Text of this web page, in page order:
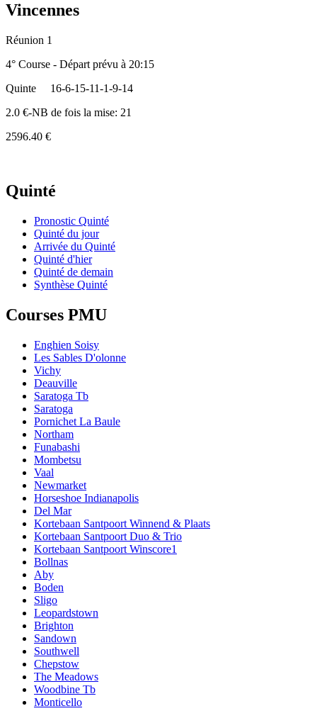
Vincennes
Réunion 1
4° Course - Départ prévu à 20:15
Quinte
16-6-15-11-1-9-14
2.0 €-NB de fois la mise: 21
2596.40 €
Quinté
Pronostic Quinté
Quinté du jour
Arrivée du Quinté
Quinté d'hier
Quinté de demain
Synthèse Quinté
Courses PMU
Enghien Soisy
Les Sables D'olonne
Vichy
Deauville
Saratoga Tb
Saratoga
Pornichet La Baule
Northam
Funabashi
Mombetsu
Vaal
Newmarket
Horseshoe Indianapolis
Del Mar
Kortebaan Santpoort Winnend & Plaats
Kortebaan Santpoort Duo & Trio
Kortebaan Santpoort Winscore1
Bollnas
Aby
Boden
Sligo
Leopardstown
Brighton
Sandown
Southwell
Chepstow
The Meadows
Woodbine Tb
Monticello